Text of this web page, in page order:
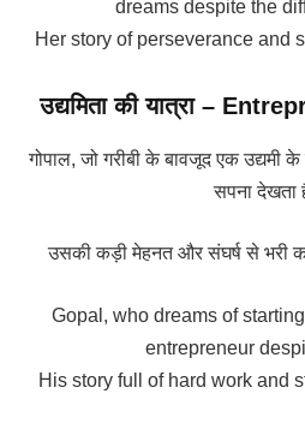
dreams despite the
Her story of perseverance and
उद्यमिता की यात्रा –
गोपाल, जो गरीबी के बावजूद एक
सपना देखता
उसकी कड़ी मेहनत और संघर्ष से भरी
Gopal, who dreams of
entrepreneur
His story full of hard work and